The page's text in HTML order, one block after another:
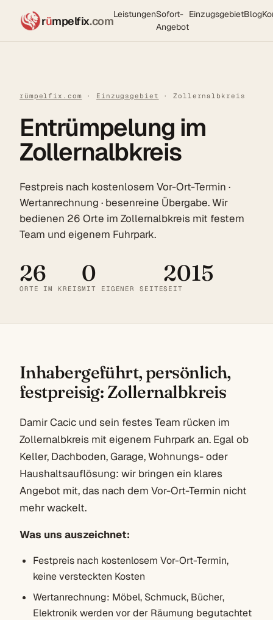
rümpelfix.comLeistungenSofort-
Angebot
EinzugsgebietBlog
rümpelfix.com · Einzugsgebiet · Zollernalbkreis
Entrümpelung im
Zollernalbkreis
Festpreis nach kostenlosem Vor-Ort-Termin ·
Wertanrechnung · besenreine Übergabe. Wir
bedienen 26 Orte im Zollernalbkreis mit festem
Team und eigenem Fuhrpark.
26
ORTE IM KREIS
0
MIT EIGENER SEITE
2015
SEIT
Inhabergeführt, persönlich,
festpreisig: Zollernalbkreis
Damir Cacic und sein festes Team rücken im
Zollernalbkreis mit eigenem Fuhrpark an. Egal ob
Keller, Dachboden, Garage, Wohnungs- oder
Haushaltsauflösung: wir bringen ein klares
Angebot mit, das nach dem Vor-Ort-Termin nicht
mehr wackelt.
Was uns auszeichnet:
Festpreis nach kostenlosem Vor-Ort-Termin,
keine versteckten Kosten
Wertanrechnung: Möbel, Schmuck, Bücher,
Elektronik werden vor der Räumung begutachtet